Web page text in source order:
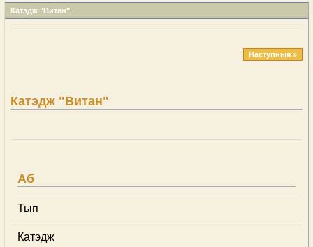
Катэдж "Витан"
Наступныя »
Катэдж "Витан"
Аб
Тып
Катэдж